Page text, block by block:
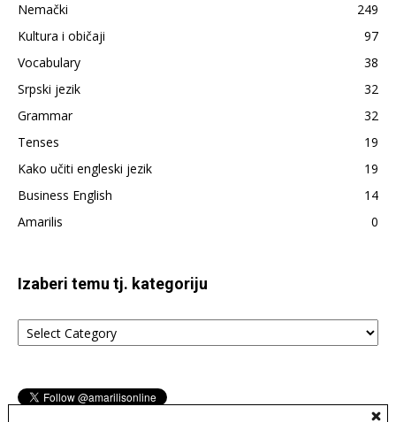
napisano
Nemački
249
Kultura i običaji
97
Vocabulary
38
Srpski jezik
32
Grammar
32
Tenses
19
Kako učiti engleski jezik
19
Business English
14
Amarilis
0
Izaberi temu tj. kategoriju
Izaberi
temu